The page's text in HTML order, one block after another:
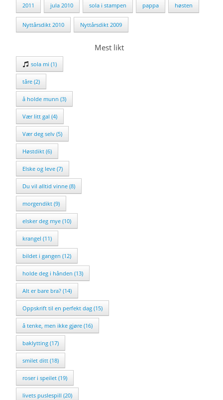
2011 jula 2010 sola i stampen pappa høsten
Nyttårsdikt 2010 Nyttårsdikt 2009
Mest likt
sola mi (1)
tåre (2)
å holde munn (3)
Vær litt gal (4)
Vær deg selv (5)
Høstdikt (6)
Elske og leve (7)
Du vil alltid vinne (8)
morgendikt (9)
elsker deg mye (10)
krangel (11)
bildet i gangen (12)
holde deg i hånden (13)
Alt er bare bra? (14)
Oppskrift til en perfekt dag (15)
å tenke, men ikke gjøre (16)
baklytting (17)
smilet ditt (18)
roser i speilet (19)
livets puslespill (20)